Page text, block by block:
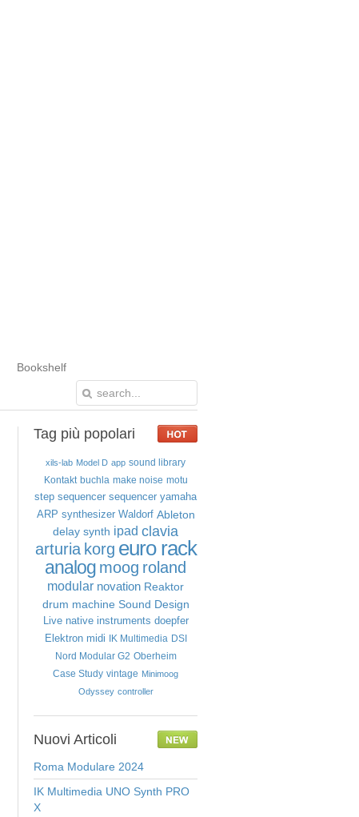
Bookshelf
Tag più popolari
xils-lab Model D app sound library
Kontakt buchla make noise motu
step sequencer sequencer yamaha
ARP synthesizer Waldorf Ableton
delay synth ipad clavia
arturia korg euro rack
analog moog roland
modular novation Reaktor
drum machine Sound Design
Live native instruments doepfer
Elektron midi IK Multimedia DSI
Nord Modular G2 Oberheim
Case Study vintage Minimoog
Odyssey controller
Nuovi Articoli
Roma Modulare 2024
IK Multimedia UNO Synth PRO
X